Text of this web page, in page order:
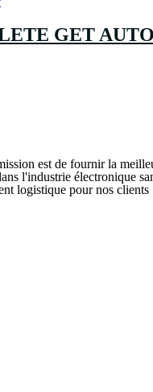
GET
est de fournir la
l'industrie électronique
logistique pour nos clients